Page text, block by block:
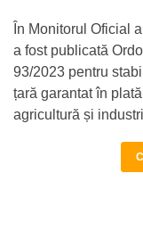
În Monitorul Oficial
a fost publicată
93/2023 pentru
țară garantat în
agricultură și